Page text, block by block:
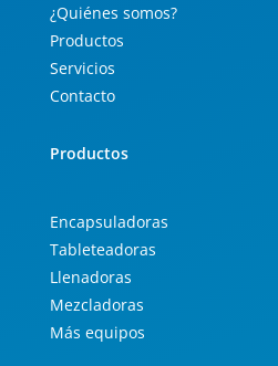
¿Quiénes somos?
Productos
Servicios
Contacto
Productos
Encapsuladoras
Tableteadoras
Llenadoras
Mezcladoras
Más equipos